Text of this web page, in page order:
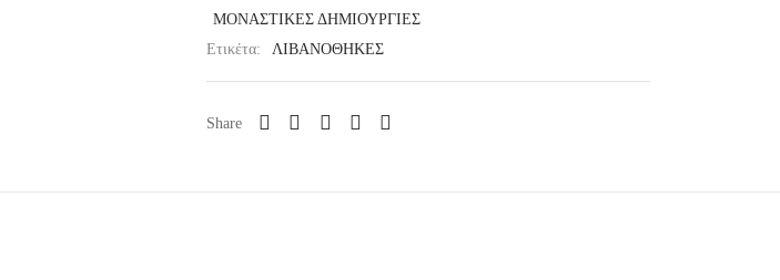
ΜΟΝΑΣΤΙΚΕΣ ΔΗΜΙΟΥΡΓΙΕΣ
Ετικέτα:
ΛΙΒΑΝΟΘΗΚΕΣ
Share